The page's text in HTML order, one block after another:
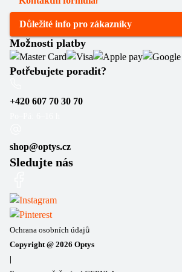
Důležité info pro zákazníky
Možnosti platby
Potřebujete poradit?
+420 607 70 30 70
shop@optys.cz
Sledujte nás
Ochrana osobních údajů
Copyright @ 2026 Optys
|